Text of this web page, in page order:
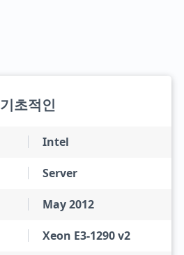
기초적인
Intel
Server
May 2012
Xeon E3-1290 v2